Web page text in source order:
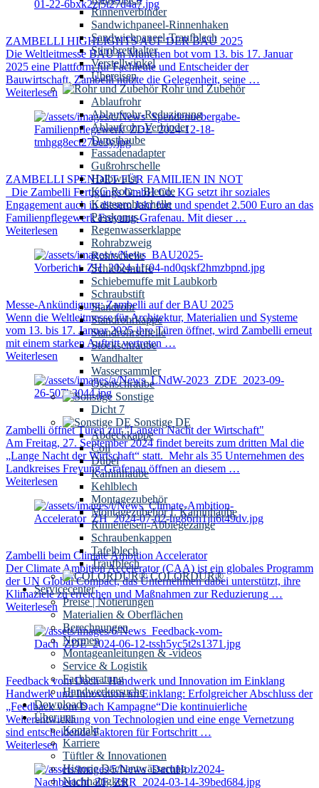
Rinnenverbinder
Sandwichpaneel-Rinnenhaken
Sandwichpaneel-Traufblech
Stirnbretthalter
Verstellwinkel
Übereisen
Rohr und Zubehör
Ablaufrohr
Ablaufrohr-Reduzierung
Ablaufrohr-Verbinder
Dunsthaube
Fassadenadapter
Gußrohrschelle
Halbwulst
KG Rohr - Blende
Kastenrohrschelle
Passkonus
Regenwasserklappe
Rohrabzweig
Rohrschelle
Schiebemuffe
Schiebemuffe mit Laubkorb
Schraubstift
Standrohr
Standrohrkappe
Standrohrschelle
Stockschraube
Wandhalter
Wassersammler
Ösenschraube
Sonstige
Dicht 7
Sonstige DE
Abdeckkappe
Coil
Dübel
Kaminhaube
Kehlblech
Montagezubehör
Montagezubehör f. Kaminhaube
Rinneneisen-Abbiegezange
Schraubenkappen
Tafelblech
Traufblech
COLORDUR®
Servicecenter
Preise | Notierungen
Materialien & Oberflächen
Berechnungen
Normen
Montageanleitungen & -videos
Service & Logistik
Fachberatung
Handwerkersuche
Downloads
Über uns
Kontakt
Karriere
Tüftler & Innovationen
Historie Dachentwässerung
Nachhaltigkeit
ZAMBELLI HIGHLIGHTS AUF DER BAU 2025
Die Weltleitmesse BAU in München bot vom 13. bis 17. Januar
2025 eine Plattform für Fachleute und Entscheider der
Bauwirtschaft. Zambelli nutzte die Gelegenheit, seine …
Weiterlesen
ZAMBELLI SPENDET FÜR FAMILIEN IN NOT
Die Zambelli Fertigungs GmbH Co. KG setzt ihr soziales
Engagement auch in diesem Jahr fort und spendet 2.500 Euro an das
Familienpflegewerk Freyung-Grafenau. Mit dieser …
Weiterlesen
Messe-Ankündigung: Zambelli auf der BAU 2025
Wenn die Weltleitmesse für Architektur, Materialien und Systeme
vom 13. bis 17. Januar 2025 ihre Türen öffnet, wird Zambelli erneut
mit einem starken Auftritt vertreten …
Weiterlesen
Zambelli öffnet Türen zur "Langen Nacht der Wirtschaft"
Am Freitag, 27. September 2024 findet bereits zum dritten Mal die
„Lange Nacht der Wirtschaft“ statt. Mehr als 35 Unternehmen des
Landkreises Freyung-Grafenau öffnen an diesem …
Weiterlesen
Zambelli beim Climate Ambition Accelerator
Der Climate Ambition Accelerator (CAA) ist ein globales Programm
der UN Global Compact, das Unternehmen dabei unterstützt, ihre
Klimaziele zu erreichen und Maßnahmen zur Reduzierung …
Weiterlesen
Feedback vom Dach - Handwerk und Innovation im Einklang
Handwerk und Innovation im Einklang: Erfolgreicher Abschluss der
„Feedback vom Dach Kampagne“Die kontinuierliche
Weiterentwicklung von Technologien und eine enge Vernetzung
sind entscheidende Faktoren für Fortschritt …
Weiterlesen